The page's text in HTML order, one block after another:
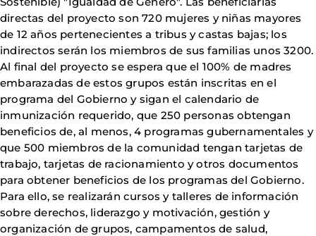
directas del proyecto son 720 mujeres y niñas mayores
de 12 años pertenecientes a tribus y castas bajas; los
indirectos serán los miembros de sus familias unos 3200.
Al final del proyecto se espera que el 100% de madres
embarazadas de estos grupos están inscritas en el
programa del Gobierno y sigan el calendario de
inmunización requerido, que 250 personas obtengan
beneficios de, al menos, 4 programas gubernamentales y
que 500 miembros de la comunidad tengan tarjetas de
trabajo, tarjetas de racionamiento y otros documentos
para obtener beneficios de los programas del Gobierno.
Para ello, se realizarán cursos y talleres de información
sobre derechos, liderazgo y motivación, gestión y
organización de grupos, campamentos de salud,